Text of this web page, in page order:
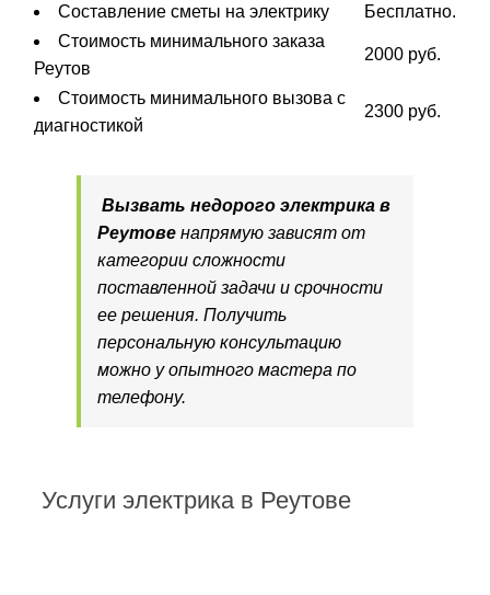
Составление сметы на электрику
Бесплатно.
Стоимость минимального заказа
Реутов
2000 руб.
Стоимость минимального вызова с
диагностикой
2300 руб.
Вызвать недорого электрика в
Реутове напрямую зависят от
категории сложности
поставленной задачи и срочности
ее решения. Получить
персональную консультацию
можно у опытного мастера по
телефону.
Услуги электрика в Реутове